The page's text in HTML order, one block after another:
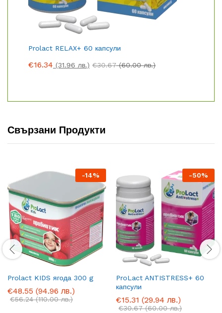
Prolact RELAX+ 60 капсули
€16.34 (31.96 лв.) €30.67 (60.00 лв.)
Свързани Продукти
-14%
Prolact KIDS ягода 300 g
€48.55 (94.96 лв.)
€56.24 (110.00 лв.)
-50%
ProLact ANTISTRESS+ 60
капсули
€15.31 (29.94 лв.)
€30.67 (60.00 лв.)